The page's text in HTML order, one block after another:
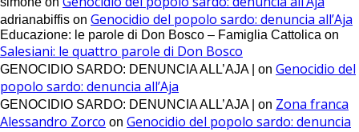
adrianabiffis on Genocidio del popolo sardo: denuncia all’Aja
Educazione: le parole di Don Bosco – Famiglia Cattolica on
Salesiani: le quattro parole di Don Bosco
GENOCIDIO SARDO: DENUNCIA ALL’AJA | on Genocidio del
popolo sardo: denuncia all’Aja
GENOCIDIO SARDO: DENUNCIA ALL’AJA | on Zona franca
Alessandro Zorco on Genocidio del popolo sardo: denuncia